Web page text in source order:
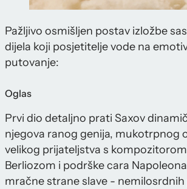
Pažljivo osmišljen postav izložbe
dijela koji posjetitelje vode na
putovanje:
Oglas
Prvi dio detaljno prati Saxov
njegova ranog genija, mukotrpnog
velikog prijateljstva s
Berliozom i podrške cara
mračne strane slave -